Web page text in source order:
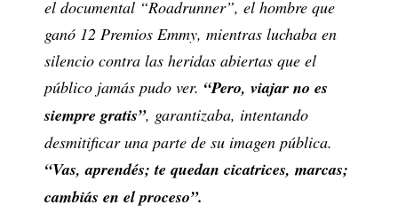
el documental “Roadrunner”, el hombre que
ganó 12 Premios Emmy, mientras luchaba en
silencio contra las heridas abiertas que el
público jamás pudo ver. “Pero, viajar no es
siempre gratis”, garantizaba, intentando
desmitificar una parte de su imagen pública.
“Vas, aprendés; te quedan cicatrices, marcas;
cambiás en el proceso”.